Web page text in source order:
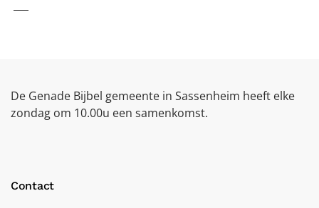
De Genade Bijbel gemeente in Sassenheim heeft elke
zondag om 10.00u een samenkomst.
Contact